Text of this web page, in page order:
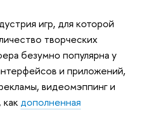
игр, для которой
творческих
безумно популярна у
и приложений,
видеомэппинг и
дополненная